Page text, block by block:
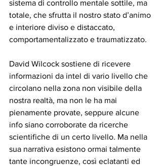
sistema di controllo mentale sottile, ma
totale, che sfrutta il nostro stato d’animo
e interiore diviso e distaccato,
comportamentalizzato e traumatizzato.
David Wilcock sostiene di ricevere
informazioni da intel di vario livello che
circolano nella zona non visibile della
nostra realtà, ma non le ha mai
pienamente provate, seppure alcune
info siano corroborate da ricerche
scientifiche di un certo livello. Ma nella
sua narrativa esistono ormai talmente
tante incongruenze, così eclatanti ed